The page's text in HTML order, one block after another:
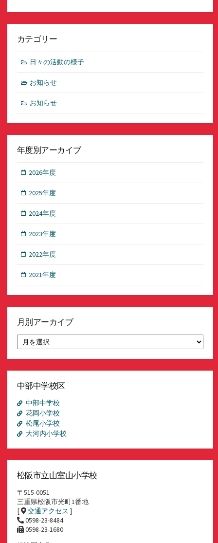
カテゴリー
日々の活動の様子
お知らせ
お知らせ
年度別アーカイブ
2026年度
2025年度
2024年度
2023年度
2022年度
2021年度
月別アーカイブ
別
ア
イ
中部中学校区
中部中学校
花岡小学校
松尾小学校
大河内小学校
松阪市立山室山小学校
〒515-0051
三重県松阪市光町1番地
[
交通アクセス ]
0598-23-8484
0598-23-1680